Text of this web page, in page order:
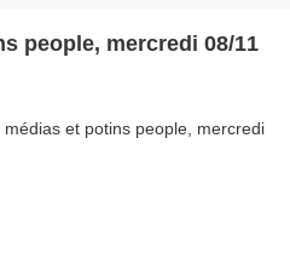
people, mercredi 08/11